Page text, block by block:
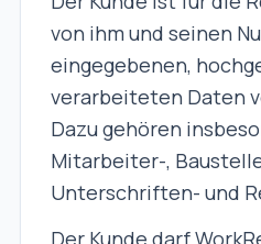
von ihm und seinen
eingegebenen,
verarbeiteten Daten
Dazu gehören
Mitarbeiter-,
Unterschriften- und
Der Kunde darf